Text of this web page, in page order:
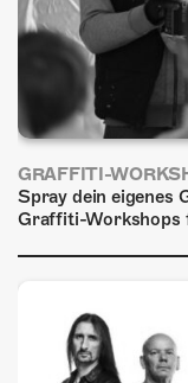
GRAFFITI-
Spray dein eigenes
Graffiti-Workshops